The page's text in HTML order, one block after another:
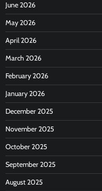
June 2026
May 2026
April 2026
March 2026
February 2026
January 2026
December 2025
November 2025
October 2025
September 2025
August 2025